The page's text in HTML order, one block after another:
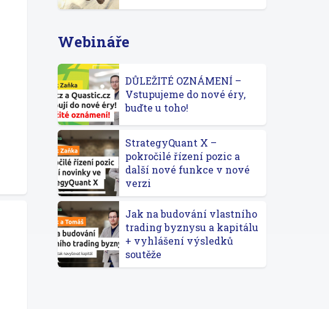
Webináře
DŮLEŽITÉ OZNÁMENÍ –
Vstupujeme do nové éry,
buďte u toho!
StrategyQuant X –
pokročilé řízení pozic a
další nové funkce v nové
verzi
Jak na budování vlastního
trading byznysu a kapitálu
+ vyhlášení výsledků
soutěže